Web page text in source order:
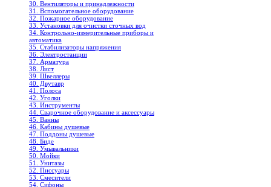
30. Вентиляторы и принадлежности
31. Вспомогательное оборудование
32. Пожарное оборудование
33. Установки для очистки сточных вод
34. Контрольно-измерительные приборы и
автоматика
35. Стабилизаторы напряжения
36. Электростанции
37. Арматура
38. Лист
39. Швеллеры
40. Двутавр
41. Полоса
42. Уголки
43. Инструменты
44. Сварочное оборудование и аксессуары
45. Ванны
46. Кабины душевые
47. Поддоны душевые
48. Биде
49. Умывальники
50. Мойки
51. Унитазы
52. Писсуары
53. Смесители
54. Сифоны